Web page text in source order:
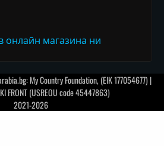
онлайн магазина ни
My Country Foundation, (EIK 177054677) |
FRONT (USREOU code 45447863)
2021-2026